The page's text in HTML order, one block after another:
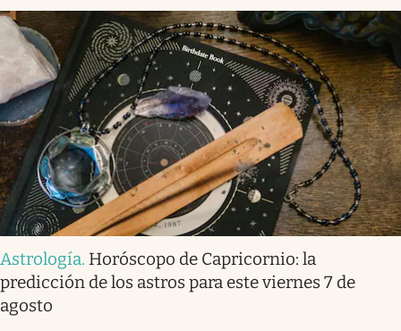
Astrología. Horóscopo de Capricornio: la
predicción de los astros para este viernes 7 de
agosto